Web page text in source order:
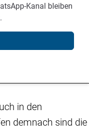
Kanal bleiben
in den
demnach sind die